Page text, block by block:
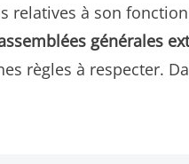
relatives à son
générales
règles à respecter.